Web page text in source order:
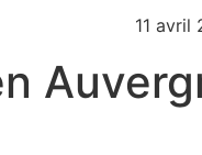
11 avril